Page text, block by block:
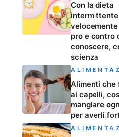
Con la dieta
velocemente
pro e contro
conoscere,
scienza
Alimenti che
ai capelli,
mangiare
per averli